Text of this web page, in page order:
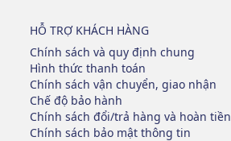
HỖ TRỢ KHÁCH HÀNG
Chính sách và quy định chung
Hình thức thanh toán
Chính sách vận chuyển, giao nhận
Chế độ bảo hành
Chính sách đổi/trả hàng và hoàn tiền
Chính sách bảo mật thông tin